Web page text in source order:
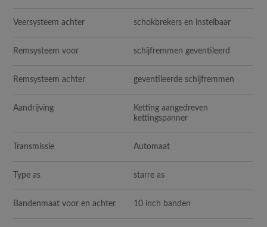
Veersysteem achter schokbrekers en instelbaar
Remsysteem voor schijfremmen geventileerd
Remsysteem achter geventileerde schijfremmen
Aandrijving
Ketting aangedreven
kettingspanner
Transmissie Automaat
Type as starre as
Bandenmaat voor en achter 10 inch banden